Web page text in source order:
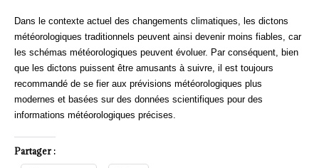
Dans le contexte actuel des changements climatiques, les dictons
météorologiques traditionnels peuvent ainsi devenir moins fiables, car
les schémas météorologiques peuvent évoluer. Par conséquent, bien
que les dictons puissent être amusants à suivre, il est toujours
recommandé de se fier aux prévisions météorologiques plus
modernes et basées sur des données scientifiques pour des
informations météorologiques précises.
Partager :